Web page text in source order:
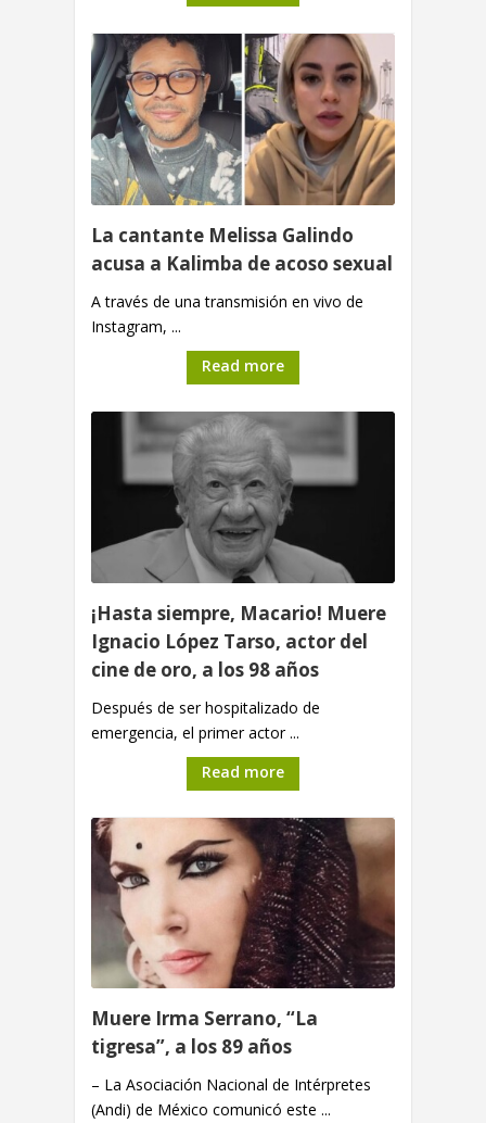
La cantante Melissa Galindo
acusa a Kalimba de acoso sexual
A través de una transmisión en vivo de
Instagram, ...
Read more
¡Hasta siempre, Macario! Muere
Ignacio López Tarso, actor del
cine de oro, a los 98 años
Después de ser hospitalizado de
emergencia, el primer actor ...
Read more
Muere Irma Serrano, “La
tigresa”, a los 89 años
– La Asociación Nacional de Intérpretes
(Andi) de México comunicó este ...